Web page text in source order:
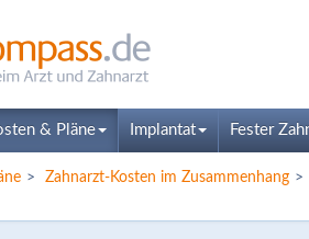
& Pläne Implantat Fester
Zahnarzt-Kosten im Zusammenhang